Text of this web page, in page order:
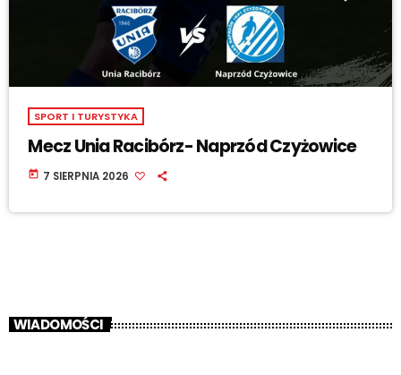
SPORT I TURYSTYKA
Mecz Unia Racibórz- Naprzód Czyżowice
today 7 SIERPNIA 2026
WIADOMOŚCI